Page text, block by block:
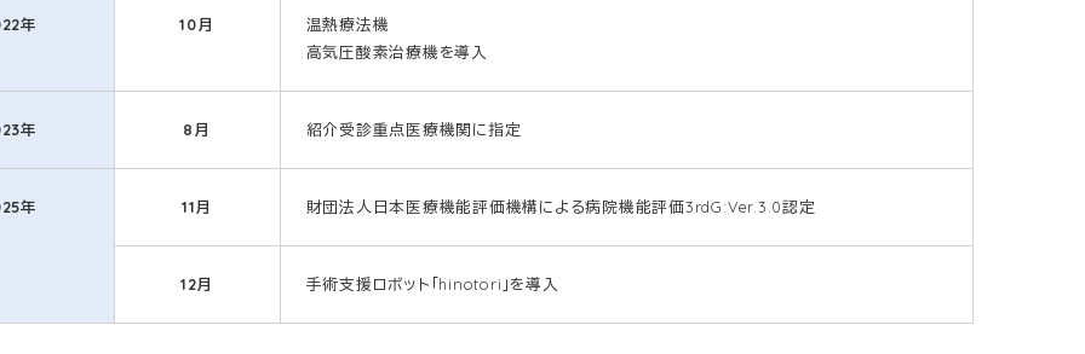
年 10月
温熱療法機
高気圧酸素治療機を導入
年 8月 紹介受診重点医療機関に指定
年 11月 財団法人日本医療機能評価機構による病院機能評価3rdG:Ver.3.0認定
12月 手術支援ロボット「hinotori」を導入